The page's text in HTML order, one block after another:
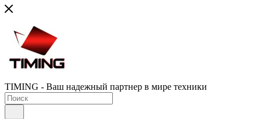
TIMING - Ваш надежный партнер в мире техники